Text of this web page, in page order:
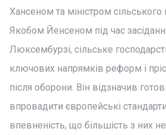
Хансеном та міністром сільського
Якобом Йенсеном під час
Люксембурзі, сільське
ключових напрямків реформ і
після оборони. Він відзначив
впровадити європейські
впевненість, що більшість з них